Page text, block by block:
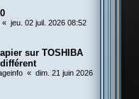
« jeu. 02 juil. 2026 08:52
sur TOSHIBA
« dim. 21 juin 2026